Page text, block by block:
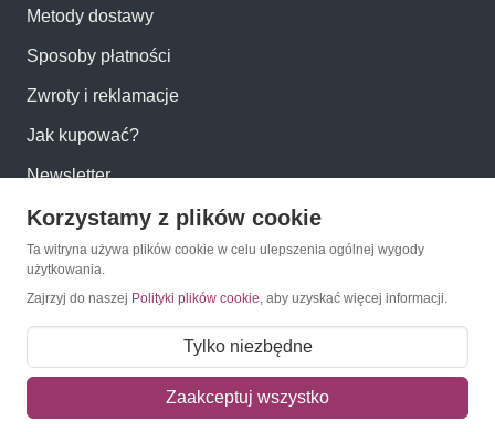
Metody dostawy
Sposoby płatności
Zwroty i reklamacje
Jak kupować?
Newsletter
Konto
Moje konto
Mój koszyk
Adres dostawy
Korzystamy z plików cookie
Ta witryna używa plików cookie w celu ulepszenia ogólnej wygody
użytkowania.
Zajrzyj do naszej Polityki plików cookie, aby uzyskać więcej informacji.
Tylko niezbędne
Zaakceptuj wszystko